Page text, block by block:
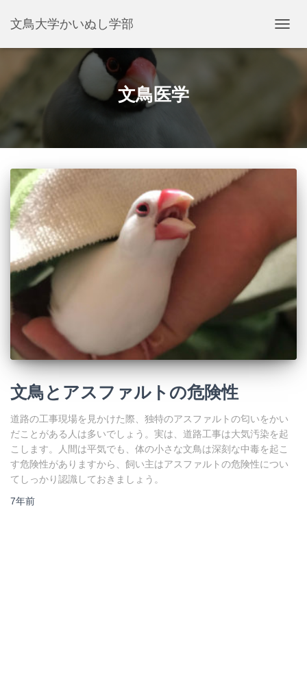
文鳥大学かいぬし学部
ビ
ゲ
文鳥医学
文鳥とアスファルトの危険性
道路の工事現場を見かけた際、独特のアスファルトの匂いをかい
だことがある人は多いでしょう。実は、道路工事は大気汚染を起
こします。人間は平気でも、体の小さな文鳥は深刻な中毒を起こ
す危険性がありますから、飼い主はアスファルトの危険性につい
てしっかり認識しておきましょう。
7年前